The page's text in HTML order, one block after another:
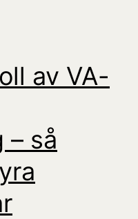
av VA-
så